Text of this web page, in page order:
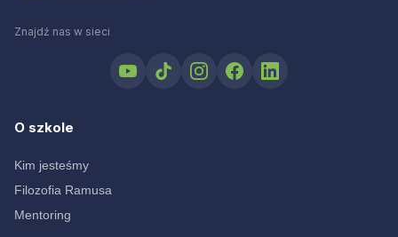
Znajdź nas w sieci
O szkole
Kim jesteśmy
Filozofia Ramusa
Mentoring